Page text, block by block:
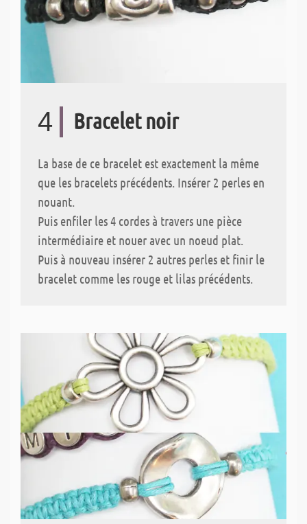
4 Bracelet noir
La base de ce bracelet est exactement la même
que les bracelets précédents. Insérer 2 perles en
nouant.
Puis enfiler les 4 cordes à travers une pièce
intermédiaire et nouer avec un noeud plat.
Puis à nouveau insérer 2 autres perles et finir le
bracelet comme les rouge et lilas précédents.